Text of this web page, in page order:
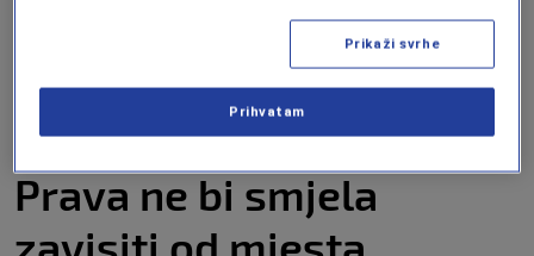
prepoznaju ni kategoriju civilnih žrtava rata,
što, kako je istaknuto, ozbiljno otežava
ostvarivanje prava koja su garantovana
federalnim zakonom.
Prava ne bi smjela
Prikaži svrhe
Prihvatam